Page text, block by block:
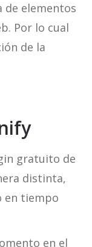
de elementos
Por lo cual
de la
gratuito de
distinta,
en tiempo
en el